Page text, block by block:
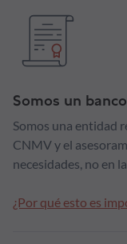
Somos un
Somos una entidad
CNMV y el
necesidades, no en
¿Por qué esto es